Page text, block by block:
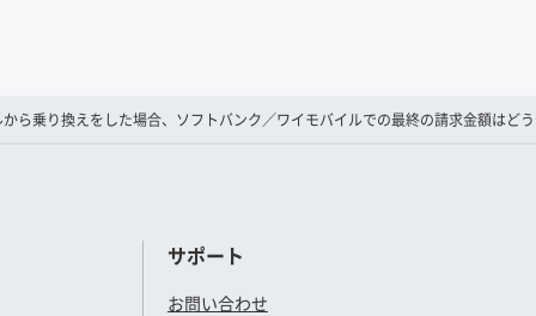
ら乗り換えをした場合、ソフトバンク／ワイモバイルでの最終の請求金額はど
サポート
お問い合わせ